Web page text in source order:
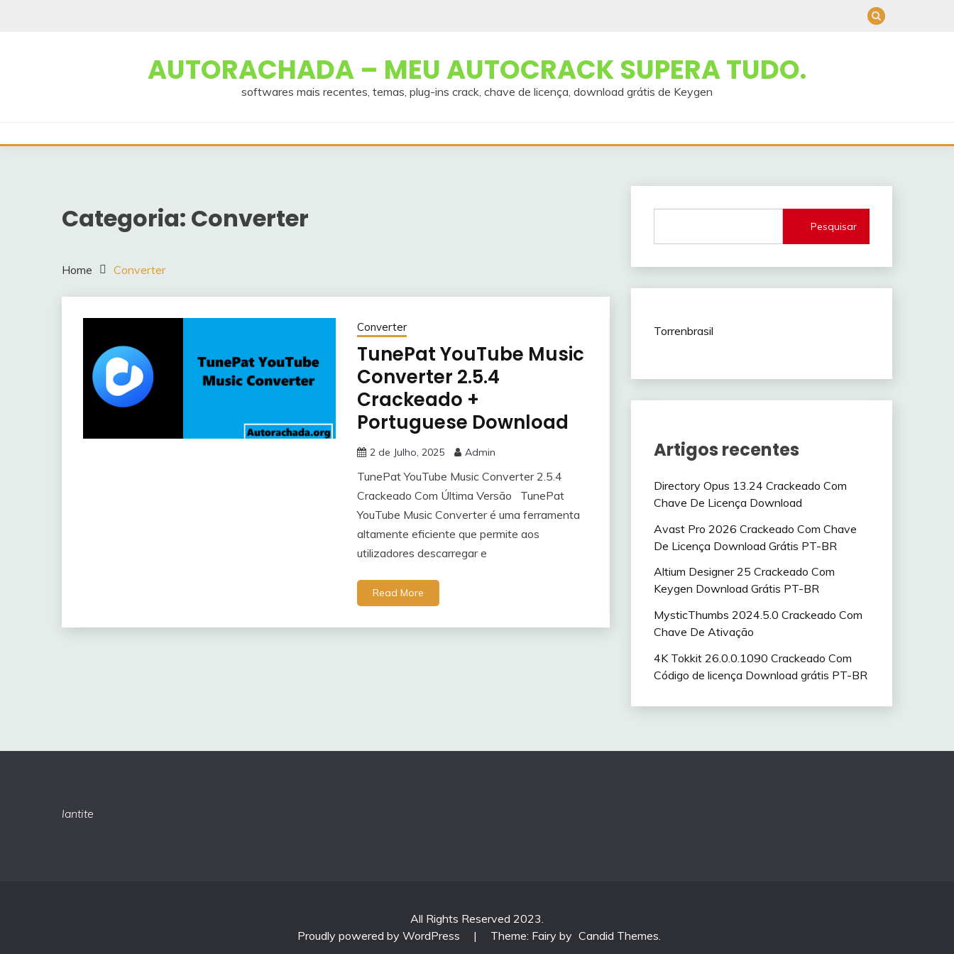
AUTORACHADA – MEU AUTOCRACK SUPERA TUDO.
softwares mais recentes, temas, plug-ins crack, chave de licença, download grátis de Keygen
Categoria: Converter
Home Converter
Converter
TunePat YouTube Music
Converter 2.5.4
Crackeado +
Portuguese Download
2 de Julho, 2025 Admin
TunePat YouTube Music Converter 2.5.4
Crackeado Com Última Versão TunePat
YouTube Music Converter é uma ferramenta
altamente eficiente que permite aos
utilizadores descarregar e
Read More
Pesquisar
Torrenbrasil
Artigos recentes
Directory Opus 13.24 Crackeado Com
Chave De Licença Download
Avast Pro 2026 Crackeado Com Chave
De Licença Download Grátis PT-BR
Altium Designer 25 Crackeado Com
Keygen Download Grátis PT-BR
MysticThumbs 2024.5.0 Crackeado Com
Chave De Ativação
4K Tokkit 26.0.0.1090 Crackeado Com
Código de licença Download grátis PT-BR
lantite
All Rights Reserved 2023.
Proudly powered by WordPress
| Theme: Fairy by Candid Themes.